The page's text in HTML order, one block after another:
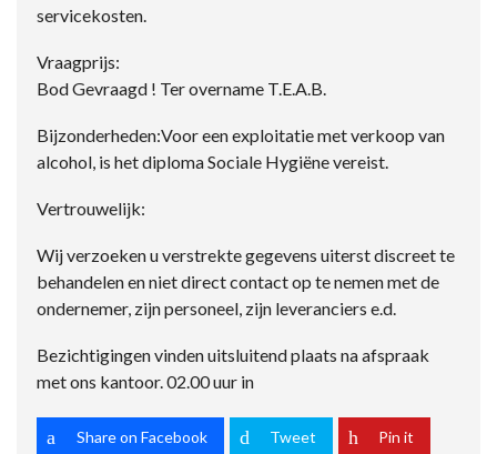
servicekosten.
Vraagprijs:
Bod Gevraagd ! Ter overname T.E.A.B.
Bijzonderheden:Voor een exploitatie met verkoop van
alcohol, is het diploma Sociale Hygiëne vereist.
Vertrouwelijk:
Wij verzoeken u verstrekte gegevens uiterst discreet te
behandelen en niet direct contact op te nemen met de
ondernemer, zijn personeel, zijn leveranciers e.d.
Bezichtigingen vinden uitsluitend plaats na afspraak
met ons kantoor. 02.00 uur in
Share on Facebook Tweet Pin it